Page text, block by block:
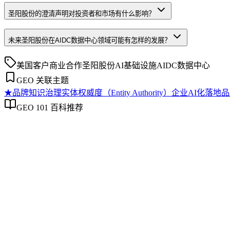
圣阳股份的澄清声明对投资者和市场有什么影响？
未来圣阳股份在AIDC数据中心领域可能有怎样的发展？
美国客户商业合作圣阳股份AI基础设施AIDC数据中心
GEO 关联主题
★品牌知识治理实体权威度（Entity Authority） 企业AI化落地
GEO 101 百科推荐